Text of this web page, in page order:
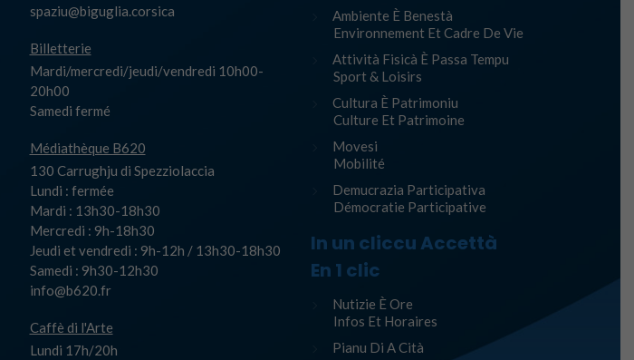
spaziu@biguglia.corsica
Billetterie
Mardi/mercredi/jeudi/vendredi 10h00-
20h00
Samedi fermé
Médiathèque B620
130 Carrughju di Spezziolaccia
Lundi : fermée
Mardi : 13h30-18h30
Mercredi : 9h-18h30
Jeudi et vendredi : 9h-12h / 13h30-18h30
Samedi : 9h30-12h30
info@b620.fr
Caffè di l'Arte
Lundi 17h/20h
Ambiente È Benestà
Environnement Et Cadre De Vie
Attività Fisicà È Passa Tempu
Sport & Loisirs
Cultura È Patrimoniu
Culture Et Patrimoine
Movesi
Mobilité
Demucrazia Participativa
Démocratie Participative
In un cliccu Accettà
En 1 clic
Nutizie È Ore
Infos Et Horaires
Pianu Di A Cità